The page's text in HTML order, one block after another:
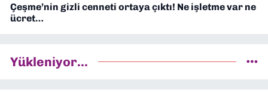
Çeşme’nin gizli cenneti ortaya çıktı! Ne işletme var ne
ücret…
Yükleniyor...